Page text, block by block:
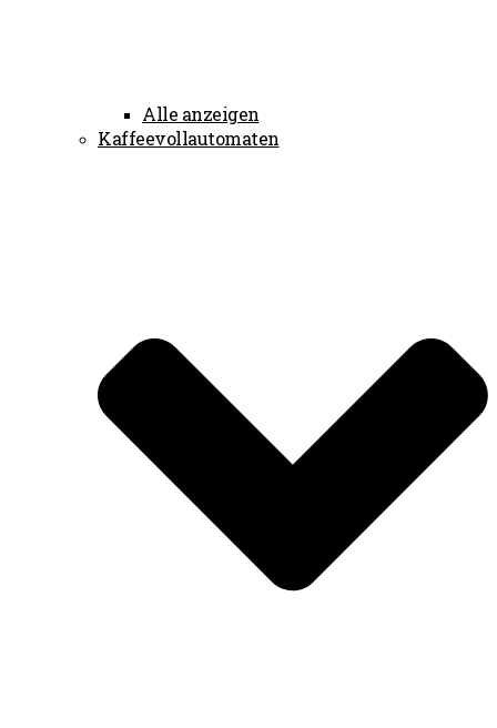
Alle anzeigen
Kaffeevollautomaten